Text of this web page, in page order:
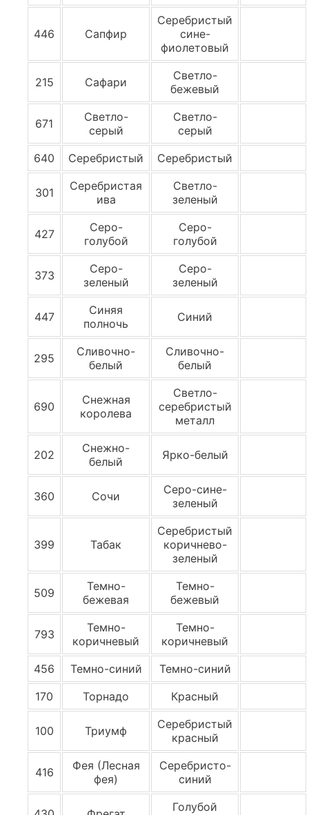
446 Сапфир
Серебристый
сине-
фиолетовый
215 Сафари
Светло-
бежевый
671
Светло-
серый
Светло-
серый
640
Серебристый Серебристый
301
Серебристая
ива
Светло-
зеленый
427
Серо-
голубой
Серо-
голубой
373
Серо-
зеленый
Серо-
зеленый
447
Синяя
полночь
Синий
295
Сливочно-
белый
Сливочно-
белый
690
Снежная
королева
Светло-
серебристый
металл
202
Снежно-
белый
Ярко-белый
360 Сочи
Серо-сине-
зеленый
399 Табак
Серебристый
коричнево-
зеленый
509
Темно-
бежевая
Темно-
бежевый
793
Темно-
коричневый
Темно-
коричневый
456
Темно-синий
Темно-синий
170
Торнадо Красный
100 Триумф
Cеребристый
красный
416
Фея (Лесная
фея)
Серебристо-
синий
Голубой